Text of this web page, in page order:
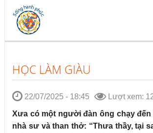
dung
HỌC LÀM GIÀU
22/07/2025 - 18:45 Lượt xem:
Xưa có một người đàn ông chạy
nhà sư và than thở: “Thưa thầy, tại